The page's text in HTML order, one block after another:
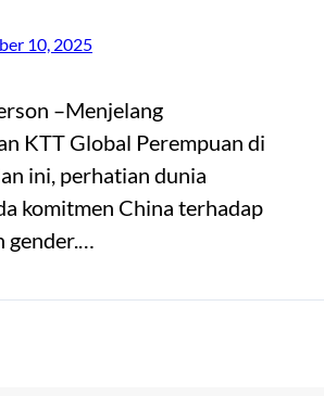
10, 2025
–Menjelang
KTT Global Perempuan di
ini, perhatian dunia
komitmen China terhadap
gender.…